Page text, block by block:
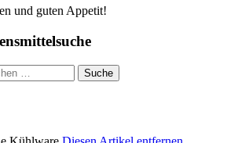
und guten Appetit!
Suche